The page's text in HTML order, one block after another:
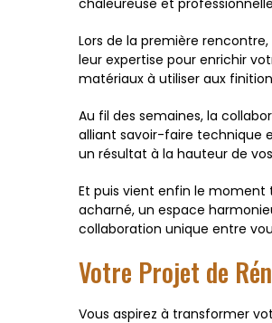
Lors de la première
leur expertise pour enrichir
matériaux à utiliser aux
Au fil des semaines, la
alliant savoir-faire technique
un résultat à la hauteur de
Et puis vient enfin le moment
acharné, un espace
collaboration unique entre
Votre Projet de
Vous aspirez à transformer